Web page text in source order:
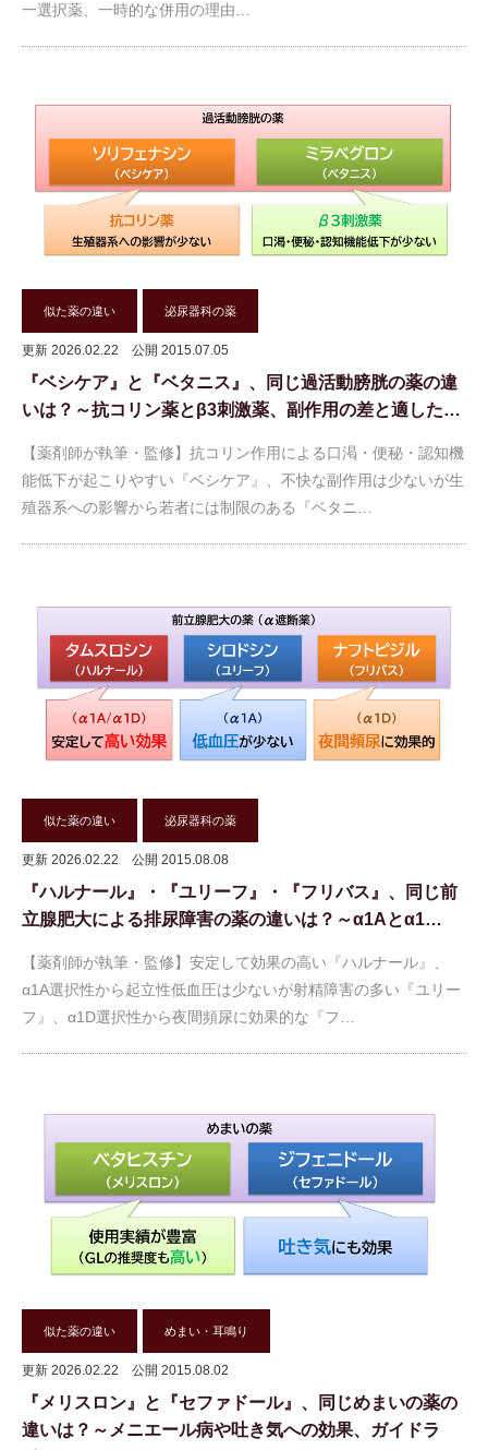
一選択薬、一時的な併用の理由…
似た薬の違い 泌尿器科の薬
更新 2026.02.22 公開 2015.07.05
『ベシケア』と『ベタニス』、同じ過活動膀胱の薬の違
いは？～抗コリン薬とβ3刺激薬、副作用の差と適した…
【薬剤師が執筆・監修】抗コリン作用による口渇・便秘・認知機
能低下が起こりやすい『ベシケア』、不快な副作用は少ないが生
殖器系への影響から若者には制限のある『ベタニ…
似た薬の違い 泌尿器科の薬
更新 2026.02.22 公開 2015.08.08
『ハルナール』・『ユリーフ』・『フリバス』、同じ前
立腺肥大による排尿障害の薬の違いは？～α1Aとα1…
【薬剤師が執筆・監修】安定して効果の高い『ハルナール』、
α1A選択性から起立性低血圧は少ないが射精障害の多い『ユリー
フ』、α1D選択性から夜間頻尿に効果的な『フ…
似た薬の違い めまい・耳鳴り
更新 2026.02.22 公開 2015.08.02
『メリスロン』と『セファドール』、同じめまいの薬の
違いは？～メニエール病や吐き気への効果、ガイドラ